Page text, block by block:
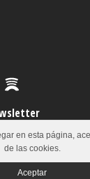
en esta página,
de las cookies.
Aceptar